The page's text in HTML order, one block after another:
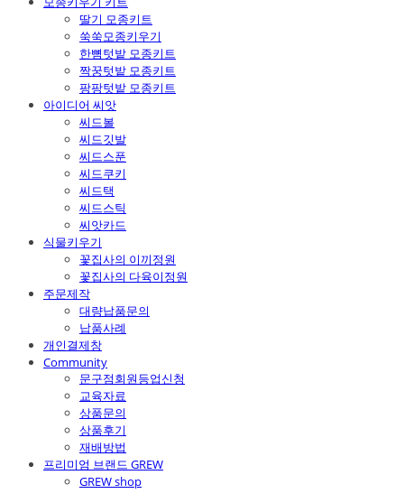
딸기 모종키트
쑥쑥모종키우기
한뼘텃밭 모종키트
짝꿍텃밭 모종키트
팡팡텃밭 모종키트
아이디어 씨앗
씨드볼
씨드깃발
씨드스푼
씨드쿠키
씨드택
씨드스틱
씨앗카드
식물키우기
꽃집사의 이끼정원
꽃집사의 다육이정원
주문제작
대량납품문의
납품사례
개인결제창
Community
문구점회원등업신청
교육자료
상품문의
상품후기
재배방법
프리미엄 브랜드 GREW
GREW shop